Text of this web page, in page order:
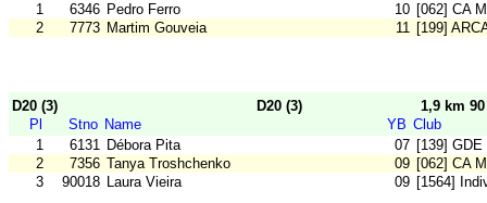
1
6346 Pedro Ferro 10 [062] CA
2
7773 Martim Gouveia 11 [199]
D20 (3) D20 (3)
1,9 km
Pl
Stno Name YB Club
1
6131 Débora Pita 07 [139] GDE
2
7356 Tanya Troshchenko 09 [062] CA
3
90018 Laura Vieira 09 [1564]